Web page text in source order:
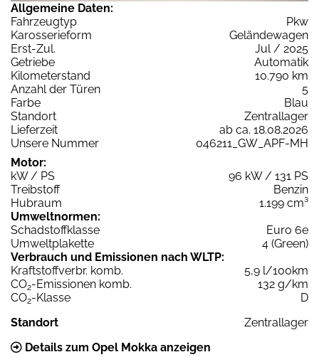
Allgemeine Daten:
Fahrzeugtyp
Pkw
Karosserieform
Geländewagen
Erst-Zul.
Jul / 2025
Getriebe
Automatik
Kilometerstand
10.790 km
Anzahl der Türen
5
Farbe
Blau
Standort
Zentrallager
Lieferzeit
ab ca. 18.08.2026
Unsere Nummer
046211_GW_APF-MH
Motor:
kW / PS
96 kW / 131 PS
Treibstoff
Benzin
Hubraum
1.199 cm³
Umweltnormen:
Schadstoffklasse
Euro 6e
Umweltplakette
4 (Green)
Verbrauch und Emissionen nach WLTP:
Kraftstoffverbr. komb.
5,9 l/100km
CO2-Emissionen komb.
132 g/km
CO2-Klasse
D
Standort
Zentrallager
Details zum Opel Mokka anzeigen